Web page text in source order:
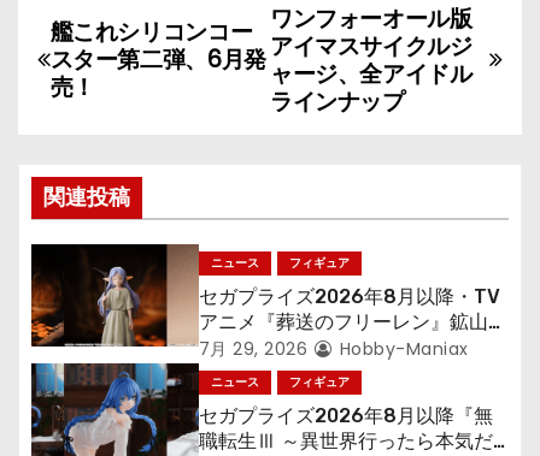
投
稿
ビ
ゲ
ー
シ
ョ
ン
ワンフォーオール版
アイマスサイクルジ
ャージ、全アイドル
ラインナップ
艦これシリコンコー
スター第二弾、6月発
売！
関連投稿
ニュース フィギュア
セガプライズ2026年8月以降・TV
アニメ『葬送のフリーレン』鉱山で
300年働くことになっっちゃった
「フリーレン」を立体化！
7月 29, 2026 Hobby-Maniax
ニュース フィギュア
セガプライズ2026年8月以降『無
職転生Ⅲ ～異世界行ったら本気だ